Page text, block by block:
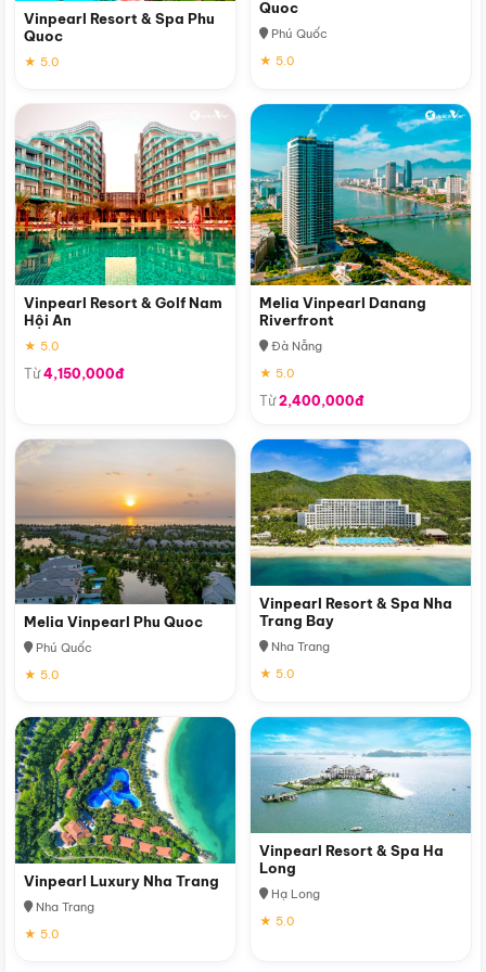
Vinpearl Resort & Spa Phu
Quoc
★ 5.0
Quoc
Phú Quốc
★ 5.0
Vinpearl Resort & Golf Nam
Hội An
★ 5.0
Từ4,150,000đ
Melia Vinpearl Danang
Riverfront
Đà Nẵng
★ 5.0
Từ2,400,000đ
Melia Vinpearl Phu Quoc
Phú Quốc
★ 5.0
Vinpearl Resort & Spa Nha
Trang Bay
Nha Trang
★ 5.0
Vinpearl Luxury Nha Trang
Nha Trang
★ 5.0
Vinpearl Resort & Spa Ha
Long
Hạ Long
★ 5.0